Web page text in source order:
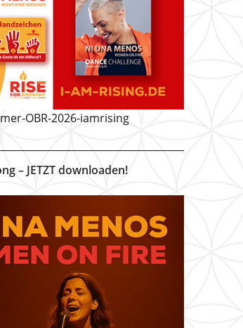
OBR-2026-iamrising
– JETZT downloaden!